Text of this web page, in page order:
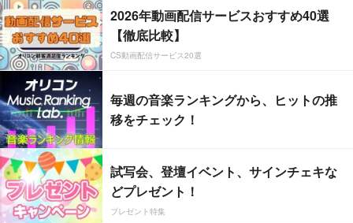
2026年動画配信サービスおすすめ40選
【徹底比較】
CS動画配信サービス20選
毎週の音楽ランキングから、ヒットの推
移をチェック！
試写会、登壇イベント、サインチェキな
どプレゼント！
プレゼント特集